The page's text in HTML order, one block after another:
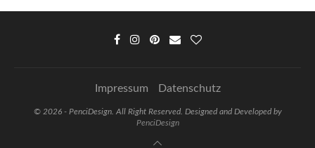
Impressum Datenschutz
© 2026 - PenciDesign. All Right Reserved. Designed and Developed by
PenciDesign